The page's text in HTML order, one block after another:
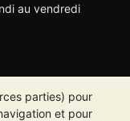
parties) pour
et pour
au vendredi